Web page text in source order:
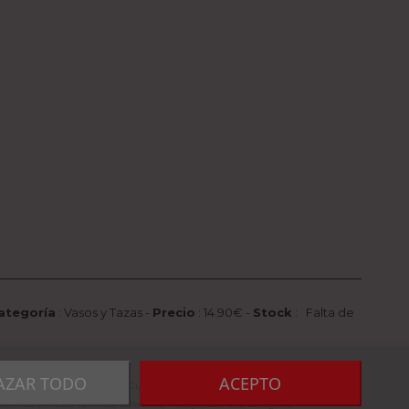
: Vasos y Tazas - Precio : 14.90€ - Stock : Falta de
TODO ACEPTO
La Coruña, La Rioja, Cuenca, Girona, Granada, Guadalajara, Guipuzcoa,
Teruel, Toledo, Valencia, Valladolid, Vizcaya, Zamora, Zaragoza.